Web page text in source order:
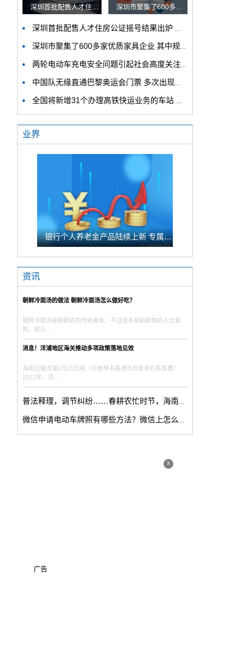
深圳首批配售人才住房公证摇号结果出炉 认购家庭将于12月9日起选房
深圳市聚集了600多家优质家具企业 其中规模以上企业占比90%
两轮电动车充电安全问题引起社会高度关注 多措并举强化充电安全监管
中国队无缘直通巴黎奥运会门票 多次出现失误平衡木唐茜靖、罗蕊掉木
全国将新增31个办理高铁快运业务的车站 高铁快运车站将达280个
业界
银行个人养老金产品陆续上新 专属储蓄期限偏1年至5年的中长期
资讯
朝鲜冷面汤的做法 朝鲜冷面汤怎么做好吃？
朝鲜冷面汤是朝鲜族的传统美食，不过很多非朝鲜族的人也爱
吃。那么...
消息！洋浦地区海关推动多项政策落地见效
海南日报洋浦2月15日电（记者林书喜通讯员麦彦礼陈家蕙）
2022年，洋...
普法释理，调节纠纷……春耕农忙时节，海南政法干警来护航
微信申请电动车牌照有哪些方法？微信上怎么办电动车牌照？
x
广告